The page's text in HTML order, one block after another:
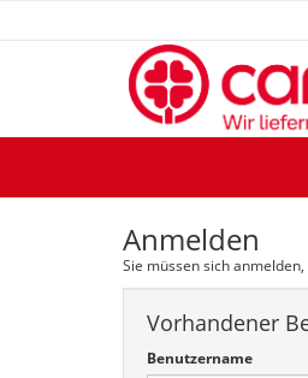
Anmelden
Sie müssen sich
Vorhandener
Benutzername